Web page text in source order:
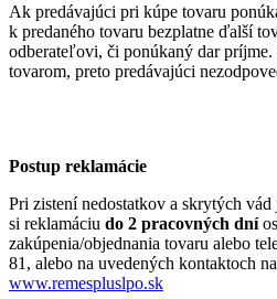
Ak predávajúci pri kúpe tovaru
k predaného tovaru bezplatne ďalší
odberateľovi, či ponúkaný dar
tovarom, preto predávajúci
Postup reklamácie
Pri zistení nedostatkov a skrytých
si reklamáciu do 2 pracovných dní
zakúpenia/objednania tovaru alebo
81, alebo na uvedených kontaktoch
www.remespluslpo.sk